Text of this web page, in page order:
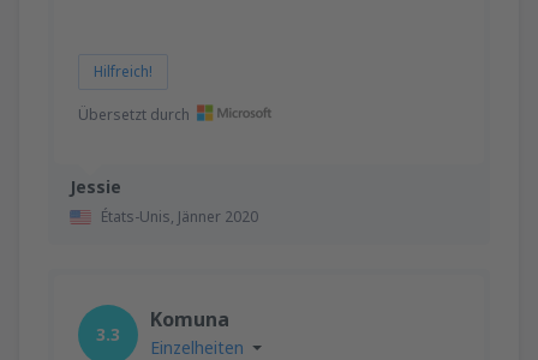
Jessie
États-Unis, Jänner 2020
Hilfreich!
Übersetzt durch
3.3
Komuna
Einzelheiten